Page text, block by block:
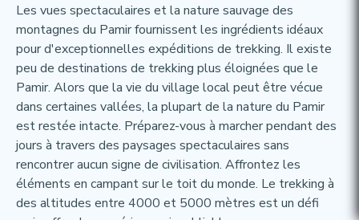
Les vues spectaculaires et la nature sauvage des
montagnes du Pamir fournissent les ingrédients idéaux
pour d'exceptionnelles expéditions de trekking. Il existe
peu de destinations de trekking plus éloignées que le
Pamir. Alors que la vie du village local peut être vécue
dans certaines vallées, la plupart de la nature du Pamir
est restée intacte. Préparez-vous à marcher pendant des
jours à travers des paysages spectaculaires sans
rencontrer aucun signe de civilisation. Affrontez les
éléments en campant sur le toit du monde. Le trekking à
des altitudes entre 4000 et 5000 mètres est un défi